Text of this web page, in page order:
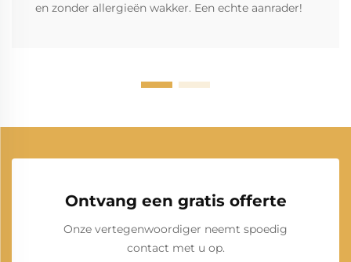
en zonder allergieën wakker. Een echte aanrader!
Ontvang een gratis offerte
Onze vertegenwoordiger neemt spoedig
contact met u op.